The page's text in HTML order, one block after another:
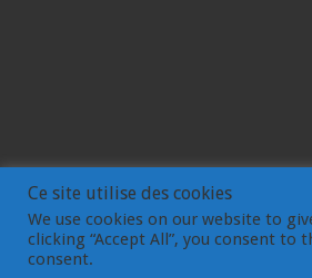
© Gemdev 2003-
Ce site utilise des cookies
We use cookies on our website to
clicking “Accept All”, you consent
consent.